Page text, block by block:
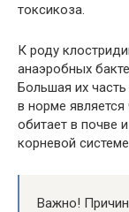
токсикоза.
К роду
анаэробных
Большая их
в норме
обитает в почве
корневой
Важно!